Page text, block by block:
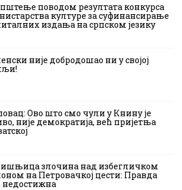
поводом резултата конкурса
културе за суфинансирање
издања на српском језику
није добродошао ни у својој
Ово што смо чули у Книну је
није демократија, већ пријетња
злочина над избегличком
на Петровачкој цести: Правда
недостижна